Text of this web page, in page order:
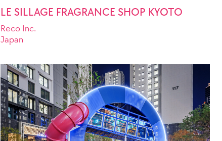
LE SILLAGE FRAGRANCE SHOP KYOTO
Reco Inc.
Japan